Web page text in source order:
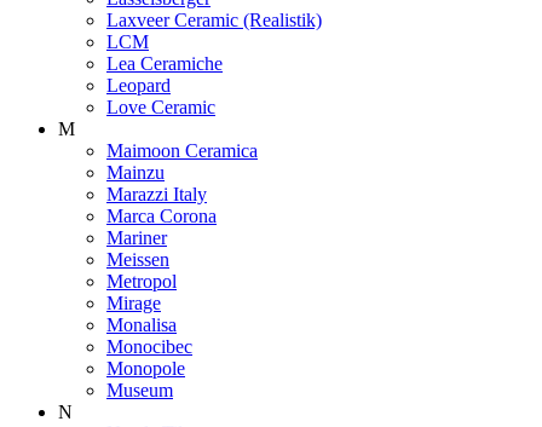
Laxveer Ceramic (Realistik)
LCM
Lea Ceramiche
Leopard
Love Ceramic
M
Maimoon Ceramica
Mainzu
Marazzi Italy
Marca Corona
Mariner
Meissen
Metropol
Mirage
Monalisa
Monocibec
Monopole
Museum
N